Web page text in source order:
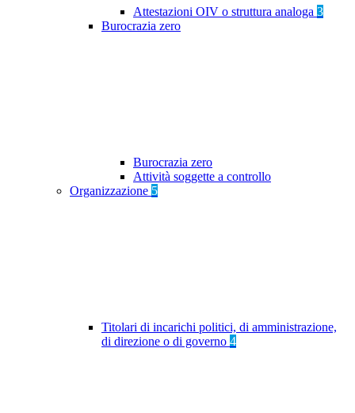
Attestazioni OIV o struttura analoga 3
Burocrazia zero
Burocrazia zero
Attività soggette a controllo
Organizzazione 5
Titolari di incarichi politici, di amministrazione,
di direzione o di governo 4